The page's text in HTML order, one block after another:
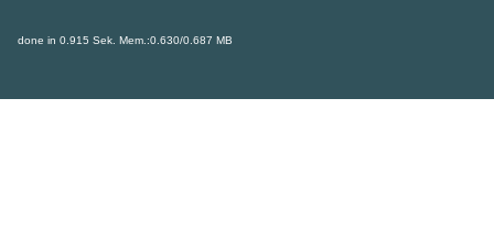
done in 0.915 Sek. Mem.:0.630/0.687 MB